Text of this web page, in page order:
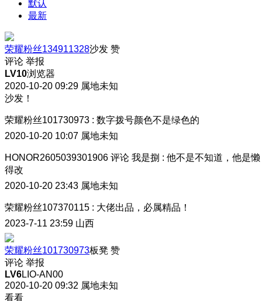
默认
最新
荣耀粉丝134911328沙发 赞
评论 举报
LV10浏览器
2020-10-20 09:29 属地未知
沙发！
荣耀粉丝101730973 : 数字拨号颜色不是绿色的
2020-10-20 10:07 属地未知
HONOR2605039301906 评论 我是捌 : 他不是不知道，他是懒
得改
2020-10-20 23:43 属地未知
荣耀粉丝107370115 : 大佬出品，必属精品！
2023-7-11 23:59 山西
荣耀粉丝101730973板凳 赞
评论 举报
LV6LIO-AN00
2020-10-20 09:32 属地未知
看看